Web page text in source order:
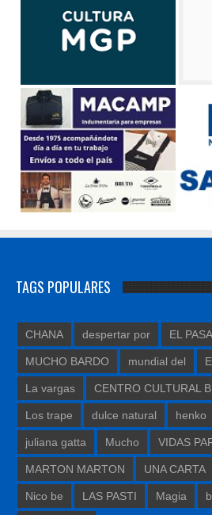
TAGS POPULARES
CHANA despertar por EL
MUCHO BARDO mundial del
La vargas CENTRO CULTURAL B
Los trape dulce natural henko
juliana gatta Mucho VIDAS
MARTON MARTON UNA CARTA
Nico be LAS PASTI Magia